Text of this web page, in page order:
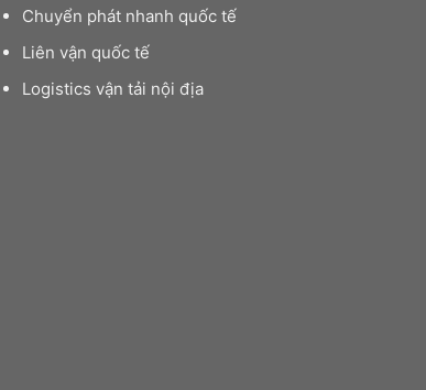
Chuyển phát nhanh quốc tế
Liên vận quốc tế
Logistics vận tải nội địa